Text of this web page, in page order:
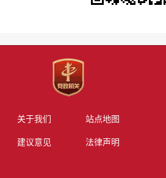
关于我们 站点地图
建议意见 法律声明